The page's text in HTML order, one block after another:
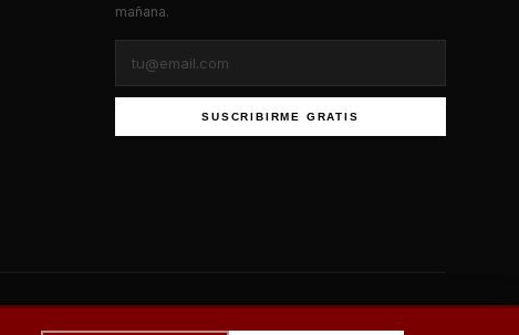
mañana.
SUSCRIBIRME GRATIS